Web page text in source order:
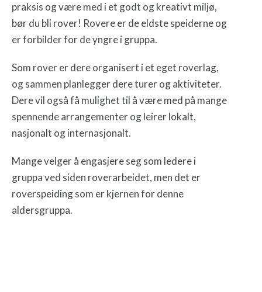
praksis og være med i et godt og kreativt miljø,
bør du bli rover! Rovere er de eldste speiderne og
er forbilder for de yngre i gruppa.
Som rover er dere organisert i et eget roverlag,
og sammen planlegger dere turer og aktiviteter.
Dere vil også få mulighet til å være med på mange
spennende arrangementer og leirer lokalt,
nasjonalt og internasjonalt.
Mange velger å engasjere seg som ledere i
gruppa ved siden roverarbeidet, men det er
roverspeiding som er kjernen for denne
aldersgruppa.